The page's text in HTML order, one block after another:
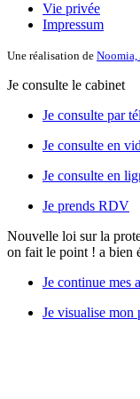
Vie privée
Impressum
Une réalisation de Noomia,
Je consulte le cabinet
Je consulte par
Je consulte en
Je consulte en
Je prends RDV
Nouvelle loi sur la
on fait le point ! a bien
Je continue mes
Je visualise mon